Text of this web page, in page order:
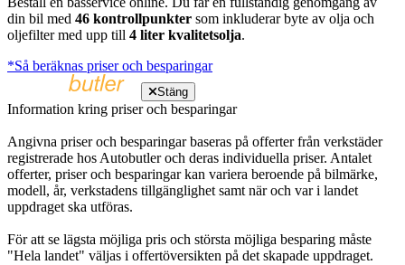
din bil med 46 kontrollpunkter som inkluderar byte av olja och
oljefilter med upp till 4 liter kvalitetsolja.
*Så beräknas priser och besparingar
Stäng
Information kring priser och besparingar
Angivna priser och besparingar baseras på offerter från verkstäder
registrerade hos Autobutler och deras individuella priser. Antalet
offerter, priser och besparingar kan variera beroende på bilmärke,
modell, år, verkstadens tillgänglighet samt när och var i landet
uppdraget ska utföras.
För att se lägsta möjliga pris och största möjliga besparing måste
"Hela landet" väljas i offertöversikten på det skapade uppdraget.